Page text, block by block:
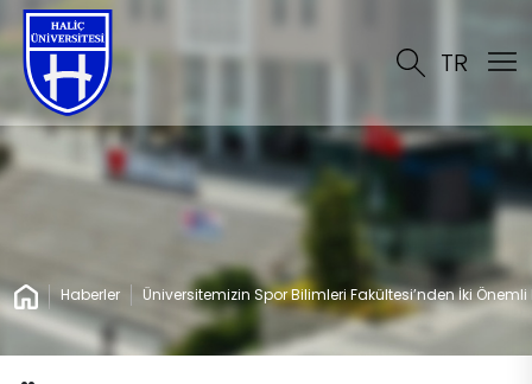
TR
Haberler Üniversitemizin Spor Bilimleri Fakültesi’nden İki Önemli